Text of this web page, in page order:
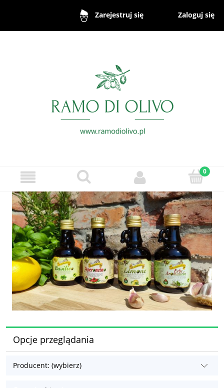
Zarejestruj się Zaloguj się
Opcje przeglądania
Producent: (wybierz)